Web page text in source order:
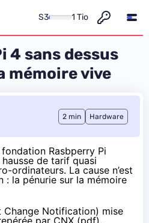
S3 1 Tio
4 sans dessus
mémoire vive
2 min Hardware
Rasbperry Pi
de tarifquasi
ordinateurs. La cause n’est
: la pénurie sur la mémoire
Change Notification) mise
par CNX (pdf),